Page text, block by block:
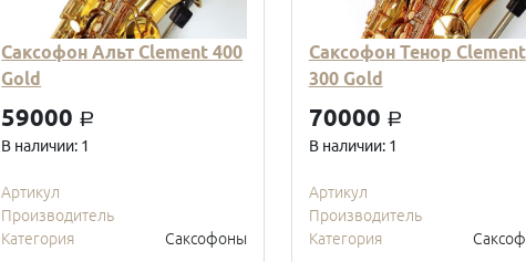
Саксофон Альт Clement 400
Gold
59000 a
В наличии: 1
Артикул
Производитель
Категория
Саксофоны
Саксофон Тенор Clement
300 Gold
70000 a
В наличии: 1
Артикул
Производитель
Категория